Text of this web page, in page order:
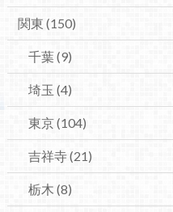
関東 (150)
千葉(9)
埼玉 (4)
東京(104)
吉祥寺(21)
栃木 (8)